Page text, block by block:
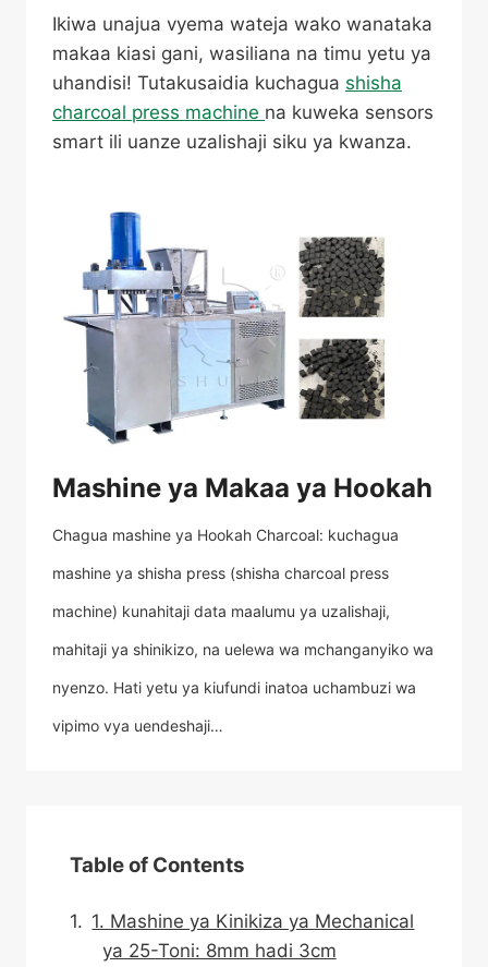
Ikiwa unajua vyema wateja wako wanataka
makaa kiasi gani, wasiliana na timu yetu ya
uhandisi! Tutakusaidia kuchagua shisha
charcoal press machine na kuweka sensors
smart ili uanze uzalishaji siku ya kwanza.
Mashine ya Makaa ya Hookah
Chagua mashine ya Hookah Charcoal: kuchagua
mashine ya shisha press (shisha charcoal press
machine) kunahitaji data maalumu ya uzalishaji,
mahitaji ya shinikizo, na uelewa wa mchanganyiko wa
nyenzo. Hati yetu ya kiufundi inatoa uchambuzi wa
vipimo vya uendeshaji…
Table of Contents
1. Mashine ya Kinikiza ya Mechanical
ya 25-Toni: 8mm hadi 3cm